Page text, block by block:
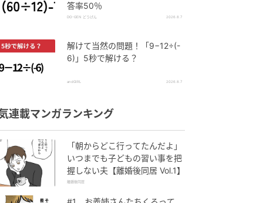
答率50％
DO-GEN どうげん 2026.8.7
解けて当然の問題！「9−12÷(-
6)」5秒で解ける？
andGIRL 2026.8.7
連載マンガランキング
「朝からどこ行ってたんだよ」
いつまでも子どもの習い事を把
握しない夫【離婚後同居 Vol.1】
離婚後同居